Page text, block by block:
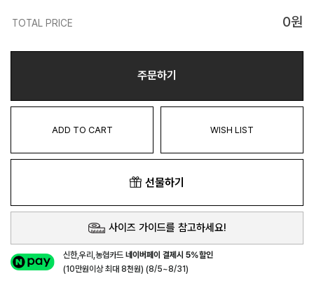
TOTAL PRICE 0원
주문하기
ADD TO CART WISH LIST
선물하기
사이즈 가이드를 참고하세요!
신한,우리,농협카드네이버페이 결제시 5%할인
(10만원이상 최대 8천원) (8/5~8/31)